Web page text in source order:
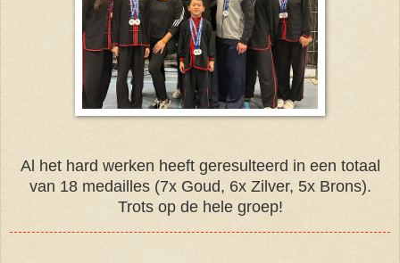
Al het hard werken heeft geresulteerd in een totaal
van 18 medailles (7x Goud, 6x Zilver, 5x Brons).
Trots op de hele groep!